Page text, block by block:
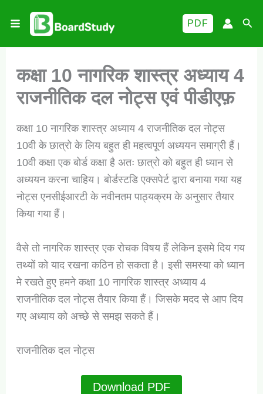
PDF
कक्षा 10 नागरिक शास्त्र अध्याय 4
राजनीतिक दल नोट्स एवं पीडीएफ़
कक्षा 10 नागरिक शास्त्र अध्याय 4 राजनीतिक दल नोट्स
10वी के छात्रो के लिय बहुत ही महत्वपूर्ण अध्ययन समाग्री हैं।
10वी कक्षा एक बोर्ड कक्षा है अतः छात्रो को बहुत ही ध्यान से
अध्ययन करना चाहिय। बोर्डस्टडि एक्सपेर्ट द्वारा बनाया गया यह
नोट्स एनसीईआरटी के नवीनतम पाठ्यक्रम के अनुसार तैयार
किया गया हैं।
वैसे तो नागरिक शास्त्र एक रोचक विषय हैं लेकिन इसमे दिय गय
तथ्यों को याद रखना कठिन हो सकता है। इसी समस्या को ध्यान
मे रखते हुए हमने कक्षा 10 नागरिक शास्त्र अध्याय 4
राजनीतिक दल नोट्स तैयार किया हैं। जिसके मदद से आप दिय
गए अध्याय को अच्छे से समझ सकते हैं।
राजनीतिक दल नोट्स
Download PDF